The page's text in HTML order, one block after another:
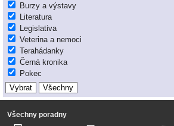
Burzy a výstavy
Literatura
Legislativa
Veterina a nemoci
Terahádanky
Černá kronika
Pokec
Všechny poradny